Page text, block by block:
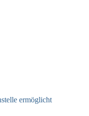
ermöglicht